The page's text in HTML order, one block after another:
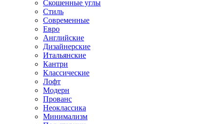
Скошенные углы
Стиль
Современные
Евро
Английские
Дизайнерские
Итальянские
Кантри
Классические
Лофт
Модерн
Прованс
Неоклассика
Минимализм